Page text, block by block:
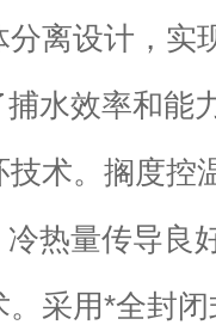
离设计，实
水效率和能
术。搁度控
热量传导良
采用*全封